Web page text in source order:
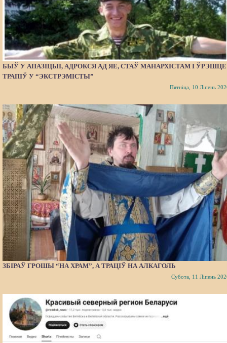
БЫЎ У АПАЗІЦЫІ, АДРОКСЯ АД ЯЕ, СТАЎ МАНАРХІСТАМ І ЎРЭШЦЕ
ТРАПІЎ У “ЭКСТРЭМІСТЫ”
Пятніца, 10 Ліпень
ЗБІРАЎ ГРОШЫ “НА ХРАМ”, А ТРАЦІЎ НА АЛКАГОЛЬ
Субота, 11 Ліпень